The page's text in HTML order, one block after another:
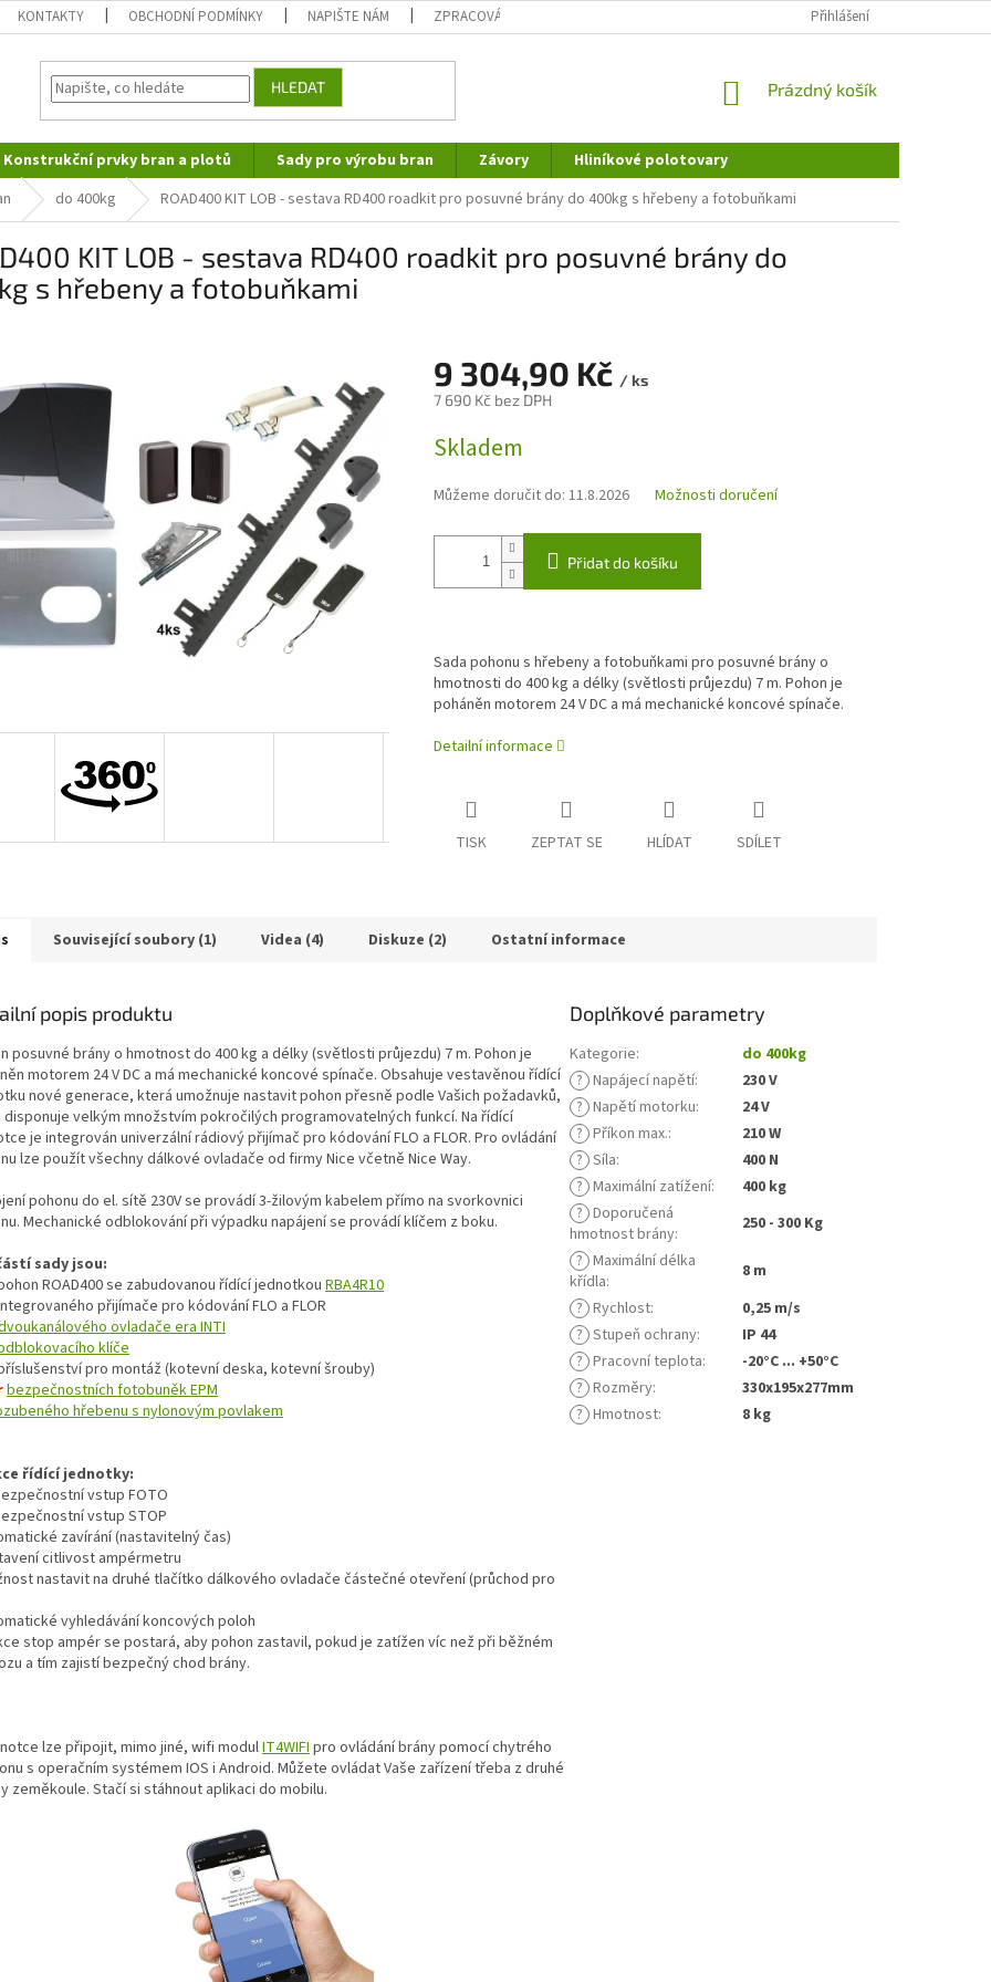
KONTAKTY OBCHODNÍ PODMÍNKY NAPIŠTE NÁM ZPRACOVÁNÍ OSOBNÍCH ÚDAJŮ REKLAMAČNÍ ŘÁD
Přihlášení
HLEDAT
NÁKUPNÍ
Prázdný košík
Konstrukční prvky bran a plotů Sady pro výrobu bran Závory
Hliníkové polotovary
do 400kg ROAD400 KIT LOB - sestava RD400 roadkit pro posuvné brány do 400kg s hřebeny a fotobuňkami
KIT LOB - sestava RD400 roadkit pro posuvné brány do
s hřebeny a fotobuňkami
9 304,90 Kč / ks
7 690 Kč bez DPH
cena:
Skladem
Můžeme doručit do: 11.8.2026 Možnosti doručení
Přidat do košíku
Sada pohonu s hřebeny a fotobuňkami pro posuvné brány o
hmotnosti do 400 kg a délky (světlosti průjezdu) 7 m. Pohon je
poháněn motorem 24 V DC a má mechanické koncové spínače.
Detailní informace
TISK ZEPTAT SE HLÍDAT SDÍLET
Související soubory (1) Videa (4) Diskuze (2) Ostatní informace
popis produktu
posuvné brány o hmotnost do 400 kg a délky (světlosti průjezdu) 7 m. Pohon je
motorem 24 V DC a má mechanické koncové spínače. Obsahuje vestavěnou řídící
nové generace, která umožnuje nastavit pohon přesně podle Vašich požadavků,
disponuje velkým množstvím pokročilých programovatelných funkcí. Na řídící
je integrován univerzální rádiový přijímač pro kódování FLO a FLOR. Pro ovládání
lze použít všechny dálkové ovladače od firmy Nice včetně Nice Way.
pohonu do el. sítě 230V se provádí 3-žilovým kabelem přímo na svorkovnici
Mechanické odblokování při výpadku napájení se provádí klíčem z boku.
sady jsou:
ROAD400 se zabudovanou řídící jednotkou RBA4R10
přijímače pro kódování FLO a FLOR
ovladače era INTI
klíče
pro montáž (kotevní deska, kotevní šrouby)
bezpečnostních fotobuněk EPM
hřebenu s nylonovým povlakem
řídící jednotky:
vstup FOTO
vstup STOP
zavírání (nastavitelný čas)
citlivost ampérmetru
nastavit na druhé tlačítko dálkového ovladače částečné otevření (průchod pro
vyhledávání koncových poloh
stop ampér se postará, aby pohon zastavil, pokud je zatížen víc než při běžném
a tím zajistí bezpečný chod brány.
lze připojit, mimo jiné, wifi modulIT4WIFIpro ovládání brány pomocí chytrého
s operačním systémem IOS i Android. Můžete ovládat Vaše zařízení třeba z druhé
zeměkoule. Stačí si stáhnout aplikaci do mobilu.
Doplňkové parametry
Kategorie:
do 400kg
? Napájecí napětí:
230 V
? Napětí motorku:
24 V
? Příkon max.:
210 W
? Síla:
400 N
? Maximální zatížení:
400 kg
? Doporučená
hmotnost brány:
250 - 300 Kg
? Maximální délka
křídla:
8 m
? Rychlost:
0,25 m/s
? Stupeň ochrany:
IP 44
? Pracovní teplota:
-20°C ... +50°C
? Rozměry:
330x195x277mm
? Hmotnost: 8 kg